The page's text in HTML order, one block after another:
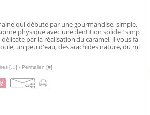
qui débute par une gourmandise, simple,
physique avec une dentition solide ! simp
par la réalisation du caramel, il vous fa
un peu d'eau, des arachides nature, du mi
[ ] - Permalien [#]